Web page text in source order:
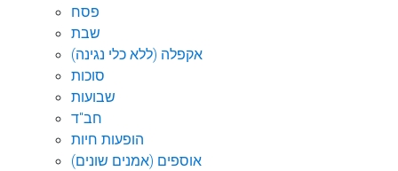
פסח
שבת
אקפלה (ללא כלי נגינה)
סוכות
שבועות
חב"ד
הופעות חיות
אוספים (אמנים שונים)